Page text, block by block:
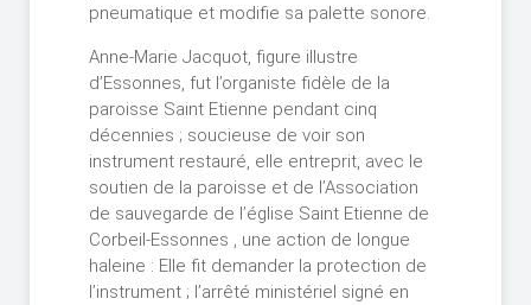
pneumatique et modifie sa palette sonore.
Anne-Marie Jacquot, figure illustre
d’Essonnes, fut l’organiste fidèle de la
paroisse Saint Etienne pendant cinq
décennies ; soucieuse de voir son
instrument restauré, elle entreprit, avec le
soutien de la paroisse et de l’Association
de sauvegarde de l’église Saint Etienne de
Corbeil-Essonnes , une action de longue
haleine : Elle fit demander la protection de
l’instrument ; l’arrêté ministériel signé en